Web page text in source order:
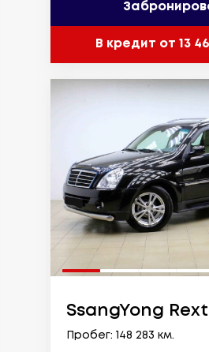
В кредит от 13
SsangYong
Пробег: 148 283 км.